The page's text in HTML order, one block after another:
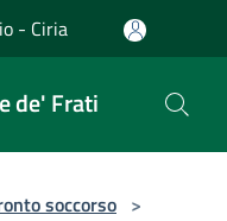
- Ciria
de' Frati
soccorso >